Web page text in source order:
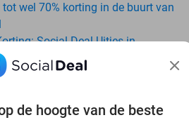
de hoogte van de beste
wel 70% korting in de buurt van
Social Deal Uitjes in
op met Social Deal in de buurt
Eindhoven in Nederland met